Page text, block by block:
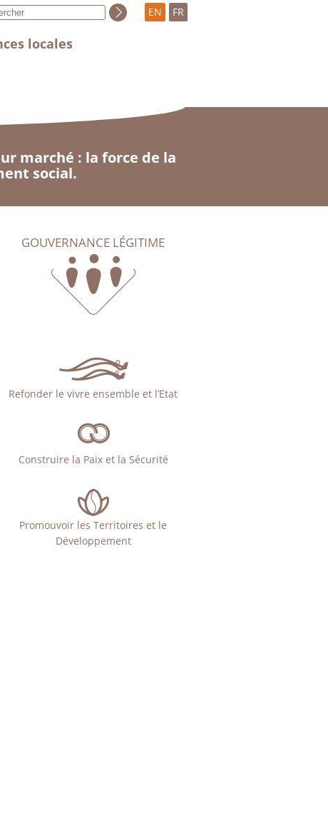
locales
EN FR
marché : la force de la
social.
GOUVERNANCE LÉGITIME
Refonder le vivre ensemble et l’Etat
Construire la Paix et la Sécurité
Promouvoir les Territoires et le
Développement